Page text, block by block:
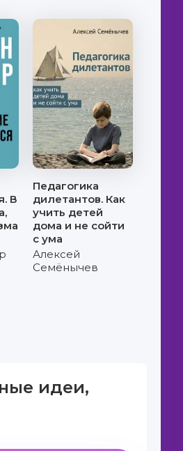
В
Педагогика
дилетантов. Как
учить детей
дома и не сойти
с ума
Алексей
Семёнычев
идеи,